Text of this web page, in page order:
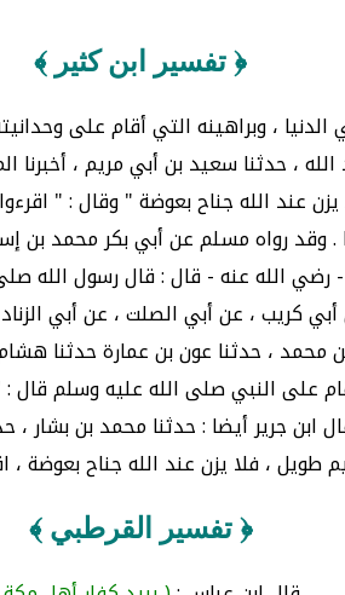
﴿ تفسير ابن كثير ﴾
، وبراهينه التي أقام على
، حدثنا سعيد بن أبي مريم ،
عند الله جناح بعوضة " وقال : "
رواه مسلم عن أبي بكر محمد بن
رضي الله عنه - قال : قال رسول الله
أبي كريب ، عن أبي الصلت ، عن أبي
محمد ، حدثنا عون بن عمارة حدثنا
النبي صلى الله عليه وسلم قال : "
ابن جرير أيضا : حدثنا محمد بن
، فلا يزن عند الله جناح بعوضة ،
﴿ تفسير القرطبي ﴾